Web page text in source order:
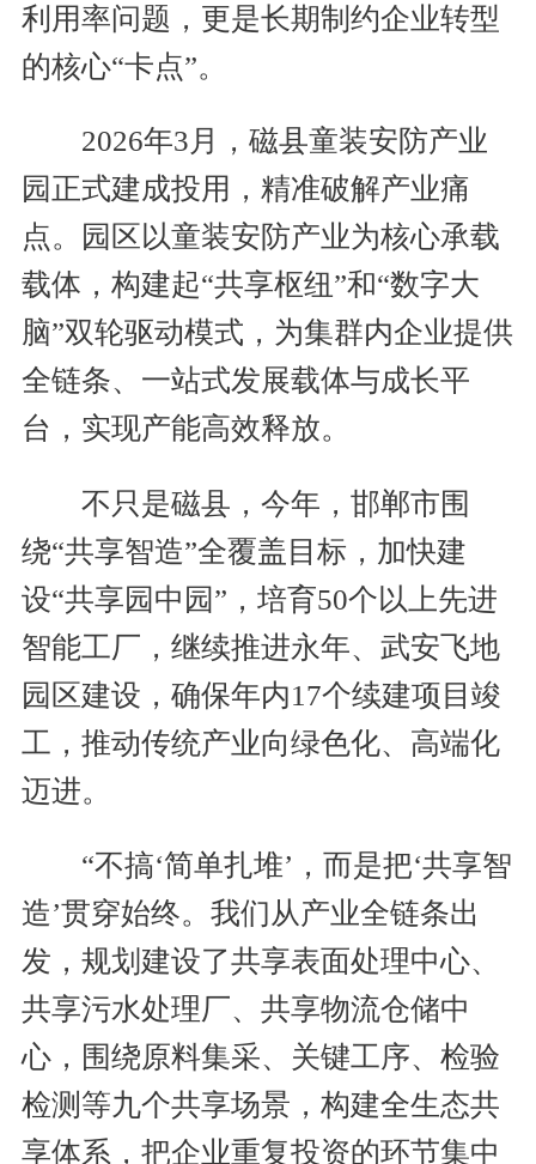
利用率问题，更是长期制约企业转型
的核心“卡点”。
2026年3月，磁县童装安防产业
园正式建成投用，精准破解产业痛
点。园区以童装安防产业为核心承载
载体，构建起“共享枢纽”和“数字大
脑”双轮驱动模式，为集群内企业提供
全链条、一站式发展载体与成长平
台，实现产能高效释放。
不只是磁县，今年，邯郸市围
绕“共享智造”全覆盖目标，加快建
设“共享园中园”，培育50个以上先进
智能工厂，继续推进永年、武安飞地
园区建设，确保年内17个续建项目竣
工，推动传统产业向绿色化、高端化
迈进。
“不搞‘简单扎堆’，而是把‘共享智
造’贯穿始终。我们从产业全链条出
发，规划建设了共享表面处理中心、
共享污水处理厂、共享物流仓储中
心，围绕原料集采、关键工序、检验
检测等九个共享场景，构建全生态共
享体系，把企业重复投资的环节集中